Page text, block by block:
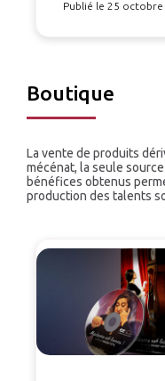
Publié le 25 octobre
Boutique
La vente de produits
mécénat, la seule
bénéfices obtenus
production des talents